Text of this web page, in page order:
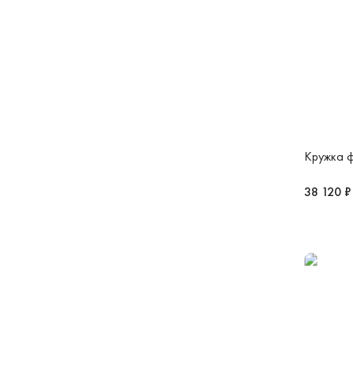
Кружка
38 120 ₽